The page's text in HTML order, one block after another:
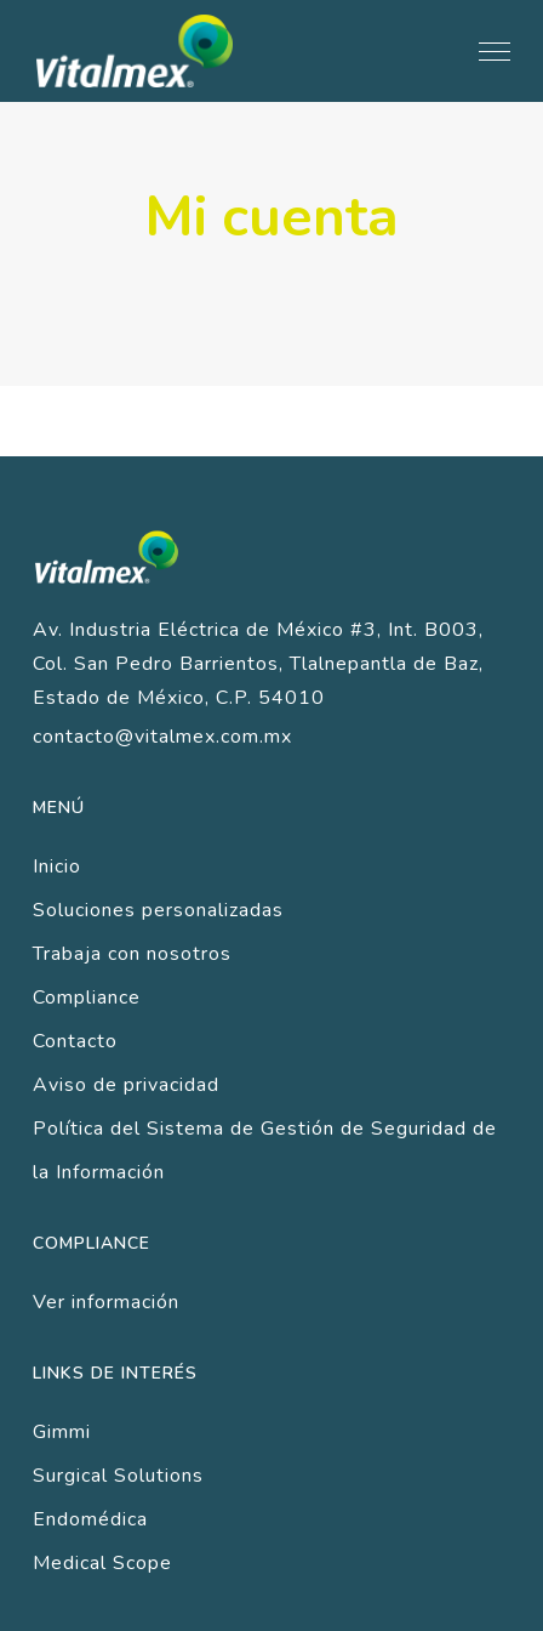
Mi cuenta
Av. Industria Eléctrica de México #3, Int. B003,
Col. San Pedro Barrientos, Tlalnepantla de Baz,
Estado de México, C.P. 54010
contacto@vitalmex.com.mx
MENÚ
Inicio
Soluciones personalizadas
Trabaja con nosotros
Compliance
Contacto
Aviso de privacidad
Política del Sistema de Gestión de Seguridad de
la Información
COMPLIANCE
Ver información
LINKS DE INTERÉS
Gimmi
Surgical Solutions
Endomédica
Medical Scope